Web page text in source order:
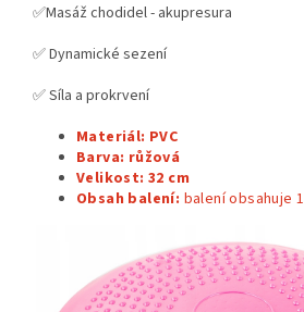
✅Masáž chodidel - akupresura
✅ Dynamické sezení
✅ Síla a prokrvení
Materiál: PVC
Barva: růžová
Velikost:32 cm
Obsah balení: balení obsahuje 1